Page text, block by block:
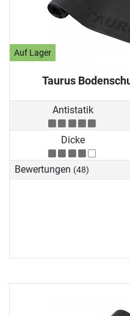
Auf Lager
Taurus
Antistatik
Dicke
Bewertungen (48)